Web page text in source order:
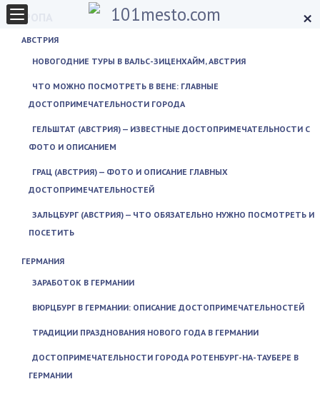
×
ЕВРОПА
АВСТРИЯ
НОВОГОДНИЕ ТУРЫ В ВАЛЬС-ЗИЦЕНХАЙМ, АВСТРИЯ
ЧТО МОЖНО ПОСМОТРЕТЬ В ВЕНЕ: ГЛАВНЫЕ
ДОСТОПРИМЕЧАТЕЛЬНОСТИ ГОРОДА
ГЕЛЬШТАТ (АВСТРИЯ) — ИЗВЕСТНЫЕ ДОСТОПРИМЕЧАТЕЛЬНОСТИ С
ФОТО И ОПИСАНИЕМ
ГРАЦ (АВСТРИЯ) — ФОТО И ОПИСАНИЕ ГЛАВНЫХ
ДОСТОПРИМЕЧАТЕЛЬНОСТЕЙ
ЗАЛЬЦБУРГ (АВСТРИЯ) — ЧТО ОБЯЗАТЕЛЬНО НУЖНО ПОСМОТРЕТЬ И
ПОСЕТИТЬ
ГЕРМАНИЯ
ЗАРАБОТОК В ГЕРМАНИИ
ВЮРЦБУРГ В ГЕРМАНИИ: ОПИСАНИЕ ДОСТОПРИМЕЧАТЕЛЬНОСТЕЙ
ТРАДИЦИИ ПРАЗДНОВАНИЯ НОВОГО ГОДА В ГЕРМАНИИ
ДОСТОПРИМЕЧАТЕЛЬНОСТИ ГОРОДА РОТЕНБУРГ-НА-ТАУБЕРЕ В
ГЕРМАНИИ